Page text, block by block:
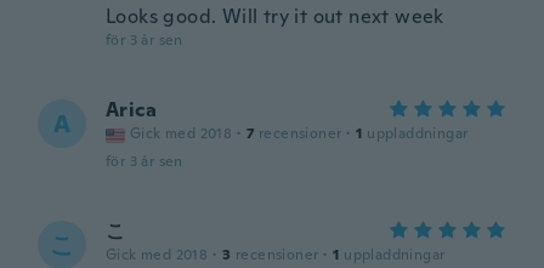
Looks good. Will try it out next week
för 3 år sen
A Arica
Gick med 2018 · 7 recensioner · 1 uppladdningar
för 3 år sen
こ こ
Gick med 2018 · 3 recensioner · 1 uppladdningar